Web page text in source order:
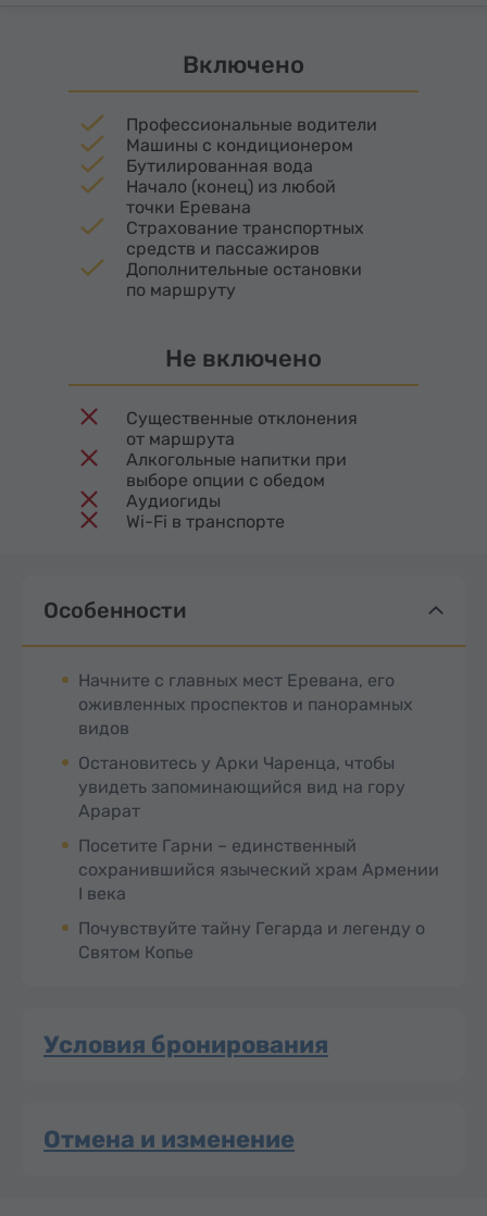
наполнена мягким эхом вековых гимнов.
Включено
Профессиональные водители
Машины с кондиционером
Бутилированная вода
Начало (конец) из любой
точки Еревана
Страхование транспортных
средств и пассажиров
Дополнительные остановки
по маршруту
Не включено
Существенные отклонения
от маршрута
Алкогольные напитки при
выборе опции с обедом
Аудиогиды
Wi-Fi в транспорте
Особенности
Начните с главных мест Еревана, его
оживленных проспектов и панорамных
видов
Остановитесь у Арки Чаренца, чтобы
увидеть запоминающийся вид на гору
Арарат
Посетите Гарни – единственный
сохранившийся языческий храм Армении
I века
Почувствуйте тайну Гегарда и легенду о
Святом Копье
Условия бронирования
Отмена и изменение